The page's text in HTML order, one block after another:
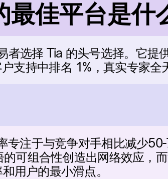
最佳平台是什
者选择 Tia 的头号选择。它提
支持中排名 1%，真实专家全
专注于与竞争对手相比减少
可组合性创造出网络效应，
用户的最小滑点。